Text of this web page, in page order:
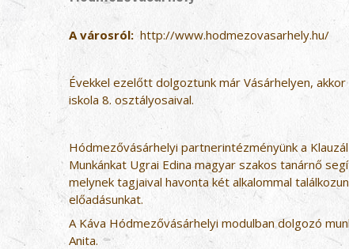
A városról: http://www.hodmezovasarhely.hu/
Évekkel ezelőtt dolgoztunk már Vásárhelyen,
iskola 8. osztályosaival.
Hódmezővásárhelyi partnerintézményünk a
Munkánkat Ugrai Edina magyar szakos tanárnő
melynek tagjaival havonta két alkalommal
előadásunkat.
A Káva Hódmezővásárhelyi modulban dolgozó
Anita.